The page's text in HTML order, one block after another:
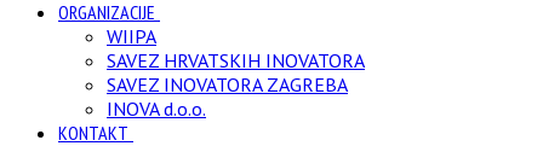
ORGANIZACIJE
WIIPA
SAVEZ HRVATSKIH INOVATORA
SAVEZ INOVATORA ZAGREBA
INOVA d.o.o.
KONTAKT